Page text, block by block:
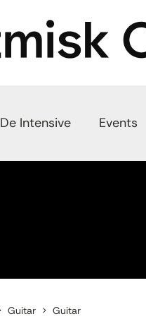
De Intensive Events
Guitar Guitar